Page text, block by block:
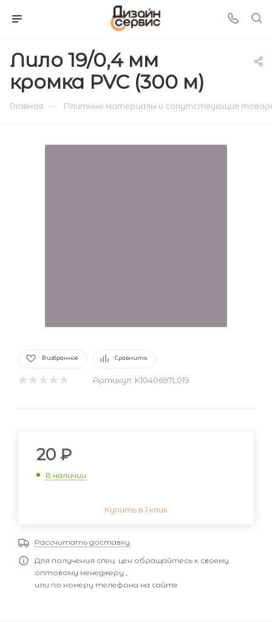
Лило 19/0,4 мм
кромка PVC (300 м)
Главная — Плитные материалы и сопутствующие
В избранное Сравнить
Артикул: K1040697L019
20 ₽
В наличии
Купить в 1 клик
Рассчитать доставку
Для получения спец. цен обращайтесь к своему
оптовому менеджеру ,
или по номеру телефона на сайте